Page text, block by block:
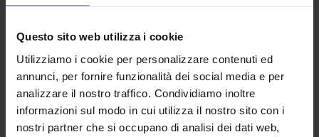
Questo sito web utilizza i cookie
Utilizziamo i cookie per personalizzare contenuti ed
annunci, per fornire funzionalità dei social media e per
analizzare il nostro traffico. Condividiamo inoltre
informazioni sul modo in cui utilizza il nostro sito con i
nostri partner che si occupano di analisi dei dati web,